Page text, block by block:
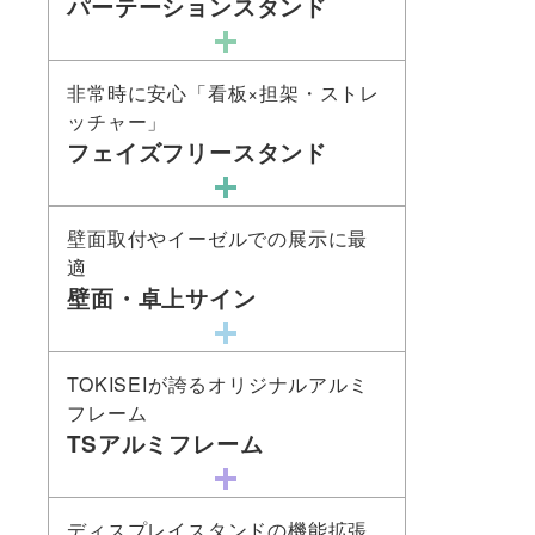
非常時に安心「看板×担架・ストレ
ッチャー」
フェイズフリースタンド
壁面取付やイーゼルでの展示に最
適
壁面・卓上サイン
TOKISEIが誇るオリジナルアルミ
フレーム
TSアルミフレーム
ディスプレイスタンドの機能拡張